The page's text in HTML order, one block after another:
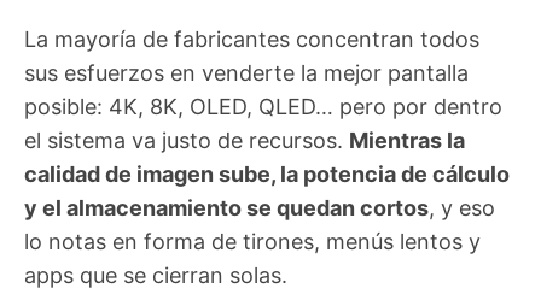
La mayoría de fabricantes concentran todos
sus esfuerzos en venderte la mejor pantalla
posible: 4K, 8K, OLED, QLED… pero por dentro
el sistema va justo de recursos. Mientras la
calidad de imagen sube, la potencia de cálculo
y el almacenamiento se quedan cortos, y eso
lo notas en forma de tirones, menús lentos y
apps que se cierran solas.